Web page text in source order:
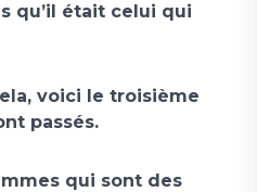
qu’il était celui qui
voici le troisième
passés.
qui sont des